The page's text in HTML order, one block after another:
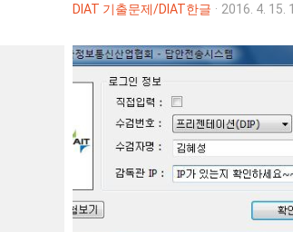
DIAT 기출문제/DIAT한글 · 2016. 4. 15.